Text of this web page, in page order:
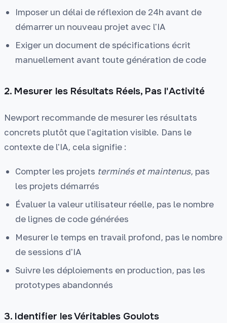
Imposer un délai de réflexion de 24h avant de
démarrer un nouveau projet avec l'IA
Exiger un document de spécifications écrit
manuellement avant toute génération de code
2. Mesurer les Résultats Réels, Pas l'Activité
Newport recommande de mesurer les résultats
concrets plutôt que l'agitation visible. Dans le
contexte de l'IA, cela signifie :
Compter les projets terminés et maintenus, pas
les projets démarrés
Évaluer la valeur utilisateur réelle, pas le nombre
de lignes de code générées
Mesurer le temps en travail profond, pas le nombre
de sessions d'IA
Suivre les déploiements en production, pas les
prototypes abandonnés
3. Identifier les Véritables Goulots